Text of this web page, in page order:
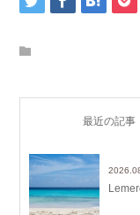
最近の記事